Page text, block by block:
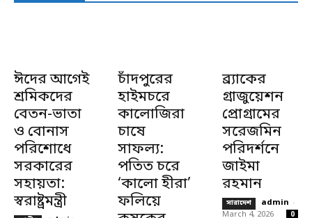
ঈদের আগেই
শ্রমিকদের
বেতন-ভাতা
ও বোনাস
পরিশোধে
সরকারের
সহায়তা:
স্বরাষ্ট্রমন্ত্রী
চাঁদপুরের
হাইমচরে
কালোজিরা
চাষে
সাফল্য:
পতিত চরে
‘কালো হীরা’
ফলিয়ে
ব্র্যাকের
গ্রাজুয়েশন
প্রোগ্রামের
সরেজমিন
পরিদর্শনে
জাইমা
রহমান
সারাদেশ admin -
March 4, 2026
0